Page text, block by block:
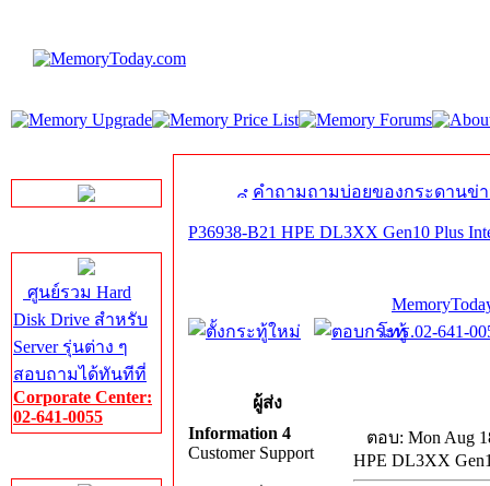
ศูนย์รวม Hard
Disk Drive สำหรับ
Server รุ่นต่าง ๆ
สอบถามได้ทันทีที่
Corporate Center:
02-641-0055
คำถามถามบ่อยของกระดานข่
P36938-B21 HPE DL3XX Gen10 Plus
โทร.02-641-
ผู้ส่ง
Information 4
Customer Support
ตอบ: Mon Aug
HPE DL3XX